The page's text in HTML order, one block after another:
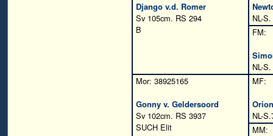
Django v.d. Romer
Sv 105cm. RS 294
B
NL-
FM:
NL-
Mor: 38925165
Gonny v. Geldersoord
Sv 102cm. RS 3937
SUCH Elit
MF:
NL-
MM: